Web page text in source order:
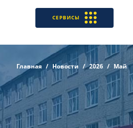
СЕРВИСЫ
Главная Новости 2026 Май